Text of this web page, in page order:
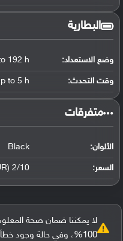
البطارية
وضع الاستعداد: 192 h
وقت التحدث: to 5 h
‏متفرقات‏
الألوان: Black
السعر: 2/10 (About 50 EUR)
لا يمكننا ضمان صحة
100%، وفي حالة وجود خطأ يُرجى